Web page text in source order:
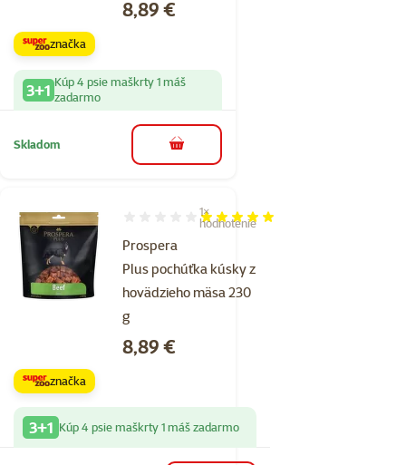
Cena
8,89 €
značka
3+1 Kúp 4 psie maškrty 1 máš
zadarmo
Skladom do košíka
Prospera
Plus pochúťka kúsky z
hovädzieho mäsa 230
g
Hodnotenie 100%, počet hodnotení: 1
1×
hodnotenie
Cena
8,89 €
značka
3+1 Kúp 4 psie maškrty 1 máš zadarmo